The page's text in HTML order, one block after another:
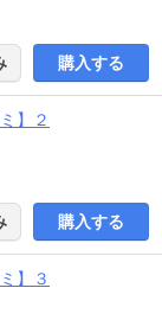
購入する
】２
購入する
】３